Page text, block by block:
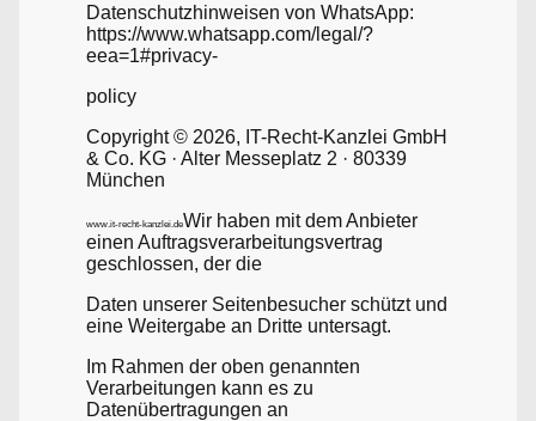
Datenschutzhinweisen von WhatsApp:
https://www.whatsapp.com/legal/?
eea=1#privacy-
policy
Copyright © 2026, IT-Recht-Kanzlei GmbH
& Co. KG · Alter Messeplatz 2 · 80339
München
www.it-recht-kanzlei.deWir haben mit dem Anbieter
einen Auftragsverarbeitungsvertrag
geschlossen, der die
Daten unserer Seitenbesucher schützt und
eine Weitergabe an Dritte untersagt.
Im Rahmen der oben genannten
Verarbeitungen kann es zu
Datenübertragungen an